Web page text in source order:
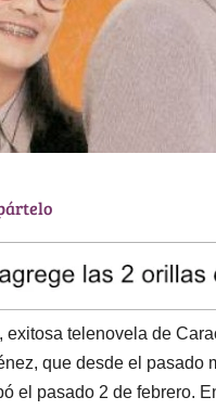
exitosa telenovela de
que desde el pasado
el pasado 2 de febrero.